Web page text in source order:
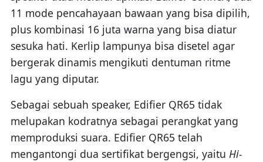
11 mode pencahayaan bawaan yang bisa dipilih,
plus kombinasi 16 juta warna yang bisa diatur
sesuka hati. Kerlip lampunya bisa disetel agar
bergerak dinamis mengikuti dentuman ritme
lagu yang diputar.
Sebagai sebuah speaker, Edifier QR65 tidak
melupakan kodratnya sebagai perangkat yang
memproduksi suara. Edifier QR65 telah
mengantongi dua sertifikat bergengsi, yaitu Hi-